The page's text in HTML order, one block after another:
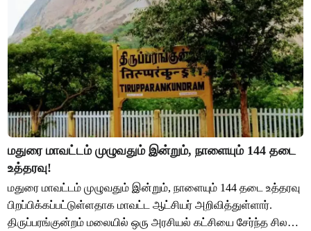
மதுரை மாவட்டம் முழுவதும் இன்றும், நாளையும் 144 தடை
உத்தரவு!
மதுரை மாவட்டம் முழுவதும் இன்றும், நாளையும் 144 தடை உத்தரவு
பிறப்பிக்கப்பட்டுள்ளதாக மாவட்ட ஆட்சியர் அறிவித்துள்ளார்.
திருப்பரங்குன்றம் மலையில் ஒரு அரசியல் கட்சியை சேர்ந்த சிலர்